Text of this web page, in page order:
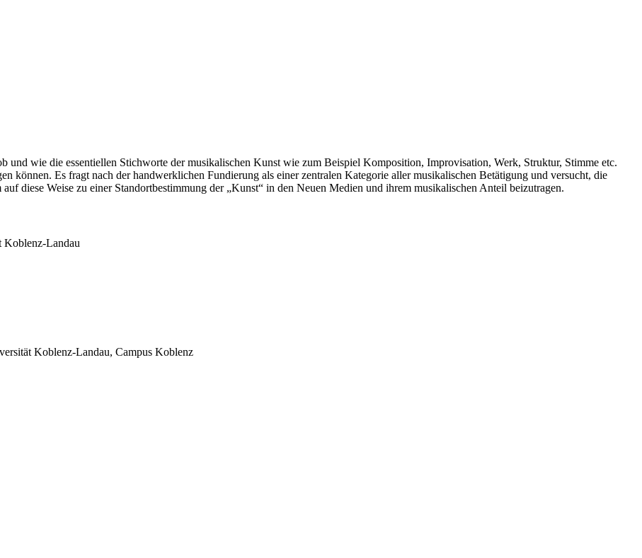
und wie die essentiellen Stichworte der musikalischen Kunst wie zum Beispiel Komposition, Improvisation, Werk, Struktur, Stimme etc.
können. Es fragt nach der handwerklichen Fundierung als einer zentralen Kategorie aller musikalischen Betätigung und versucht, die
diese Weise zu einer Standortbestimmung der „Kunst“ in den Neuen Medien und ihrem musikalischen Anteil beizutragen.
Koblenz-Landau
Koblenz-Landau, Campus Koblenz